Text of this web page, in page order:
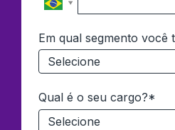
Em qual segmento você
Qual é o seu cargo?*